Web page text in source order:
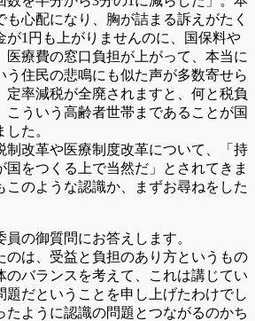
も心配になり、胸が詰まる訴えがたく
が1円も上がりませんのに、国保料や
医療費の窓口負担が上がって、本当に
う住民の悲鳴にも似た声が多数寄せら
定率減税が全廃されますと、何と税負
こういう高齢者世帯まであることが国
た。
改革や医療制度改革について、「持
国をつくる上で当然だ」とされてきま
このような認識か、まずお尋ねをした
の御質問にお答えします。
は、受益と負担のあり方というもの
のバランスを考えて、これは講じてい
題だということを申し上げたわけでし
たように認識の問題とつながるのかち